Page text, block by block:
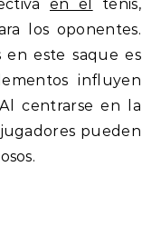
en el
tenis,
los oponentes.
este saque es
influyen
centrarse en la
pueden